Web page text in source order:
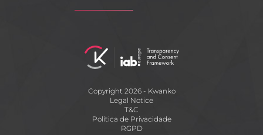
Copyright 2026 - Kwanko
Legal Notice
T&C
Política de Privacidade
RGPD